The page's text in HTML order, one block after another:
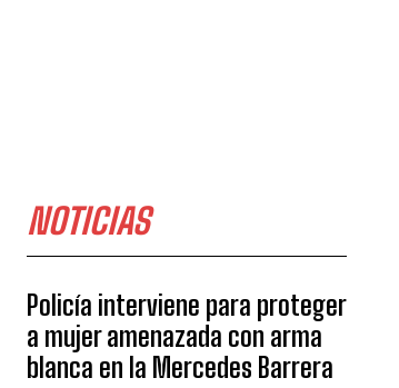
NOTICIAS
Policía interviene para proteger
a mujer amenazada con arma
blanca en la Mercedes Barrera